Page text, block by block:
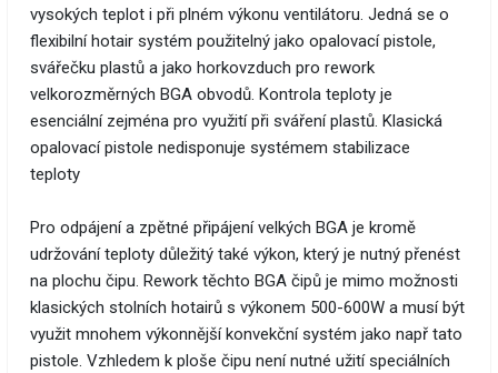
vysokých teplot i při plném výkonu ventilátoru. Jedná se o
flexibilní hotair systém použitelný jako opalovací pistole,
svářečku plastů a jako horkovzduch pro rework
velkorozměrných BGA obvodů. Kontrola teploty je
esenciální zejména pro využití při sváření plastů. Klasická
opalovací pistole nedisponuje systémem stabilizace
teploty
Pro odpájení a zpětné připájení velkých BGA je kromě
udržování teploty důležitý také výkon, který je nutný přenést
na plochu čipu. Rework těchto BGA čipů je mimo možnosti
klasických stolních hotairů s výkonem 500-600W a musí být
využit mnohem výkonnější konvekční systém jako např tato
pistole. Vzhledem k ploše čipu není nutné užití speciálních